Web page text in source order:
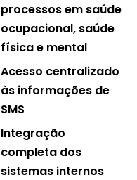
processos em saúde
ocupacional, saúde
física e mental
Acesso centralizado
às informações de
SMS
Integração
completa dos
sistemas internos